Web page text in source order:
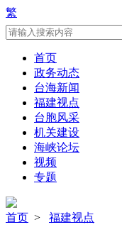
繁
首页
政务动态
台海新闻
福建视点
台胞风采
机关建设
海峡论坛
视频
专题
首页 > 福建视点